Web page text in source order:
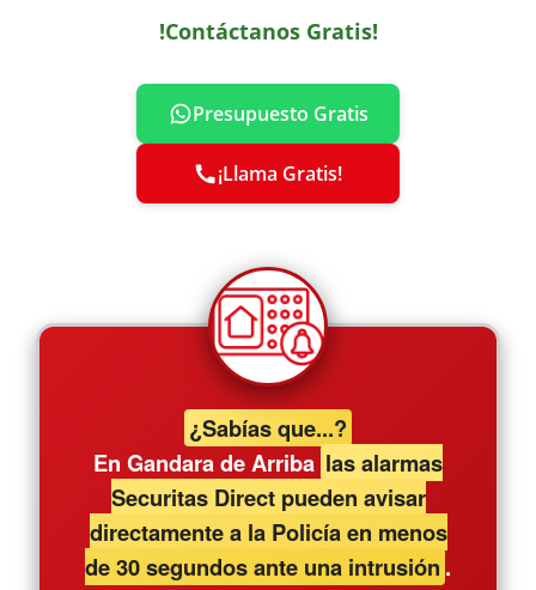
!Contáctanos Gratis!
Presupuesto Gratis
¡Llama Gratis!
¿Sabías que...?
En Gandara de Arriba las alarmas
Securitas Direct pueden avisar
directamente a la Policía en menos
de 30 segundos ante una intrusión .